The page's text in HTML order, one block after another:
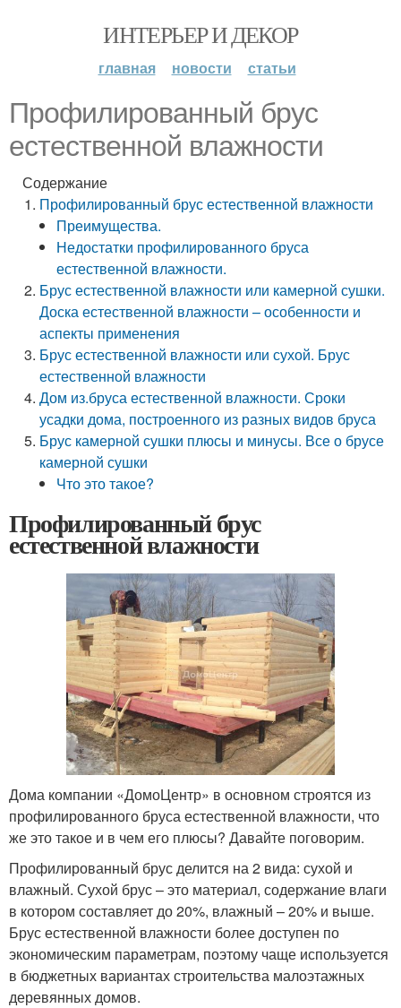
ИНТЕРЬЕР И ДЕКОР
главная новости статьи
Профилированный брус
естественной влажности
Содержание
Профилированный брус естественной влажности
Преимущества.
Недостатки профилированного бруса
естественной влажности.
Брус естественной влажности или камерной сушки.
Доска естественной влажности – особенности и
аспекты применения
Брус естественной влажности или сухой. Брус
естественной влажности
Дом из.бруса естественной влажности. Сроки
усадки дома, построенного из разных видов бруса
Брус камерной сушки плюсы и минусы. Все о брусе
камерной сушки
Что это такое?
Профилированный брус
естественной влажности
Дома компании «ДомоЦентр» в основном строятся из
профилированного бруса естественной влажности, что
же это такое и в чем его плюсы? Давайте поговорим.
Профилированный брус делится на 2 вида: сухой и
влажный. Сухой брус – это материал, содержание влаги
в котором составляет до 20%, влажный – 20% и выше.
Брус естественной влажности более доступен по
экономическим параметрам, поэтому чаще используется
в бюджетных вариантах строительства малоэтажных
деревянных домов.